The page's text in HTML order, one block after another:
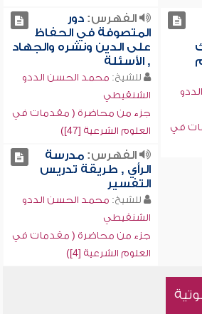
في
الفهرس:دور
المتصوفة في الحفاظ
على الدين ونشره والجهاد
, الأسئلة
للشيخ: محمد الحسن الددو
الشنقيطي
جزء من محاضرة ( مقدمات في
العلوم الشرعية [47])
الفهرس:مدرسة
الرأي , طريقة تدريس
التفسير
للشيخ: محمد الحسن الددو
الشنقيطي
جزء من محاضرة ( مقدمات في
العلوم الشرعية [4])